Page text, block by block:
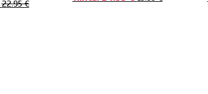
22.95 €